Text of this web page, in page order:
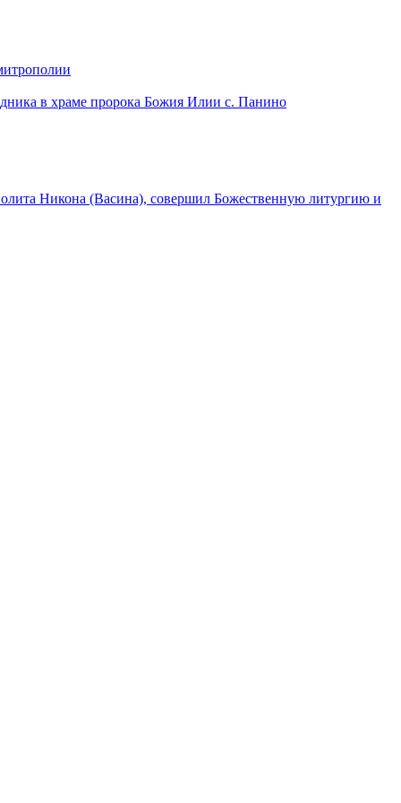
в храме пророка Божия Илии с. Панино
Никона (Васина), совершил Божественную литургию и